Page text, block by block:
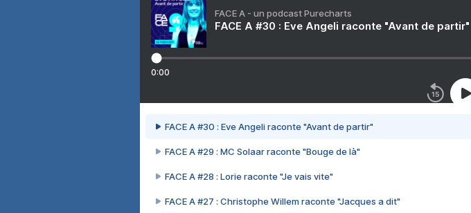
FACE A - un podcast Purecharts
FACE A #30 : Eve Angeli raconte "Avant de partir"
0:00
FACE A #30 : Eve Angeli raconte "Avant de partir"
FACE A #29 : MC Solaar raconte "Bouge de là"
FACE A #28 : Lorie raconte "Je vais vite"
FACE A #27 : Christophe Willem raconte "Jacques a dit"